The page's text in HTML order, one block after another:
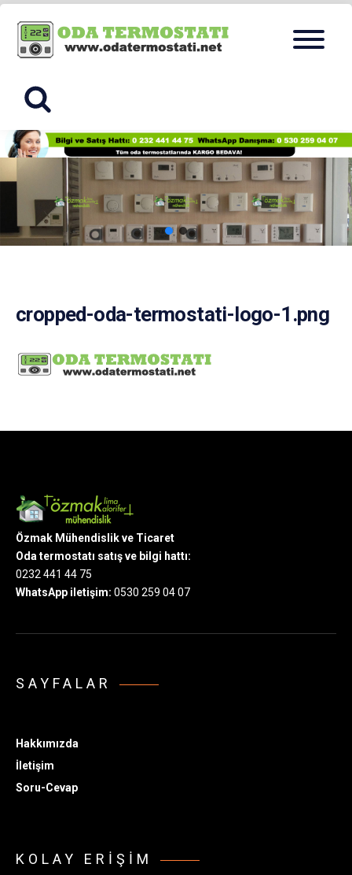
content
Menu
cropped-oda-termostati-logo-1.png
Özmak Mühendislik ve Ticaret
Oda termostatı satış ve bilgi hattı:
0232 441 44 75
WhatsApp iletişim: 0530 259 04 07
SAYFALAR
Hakkımızda
İletişim
Soru-Cevap
KOLAY ERIŞIM